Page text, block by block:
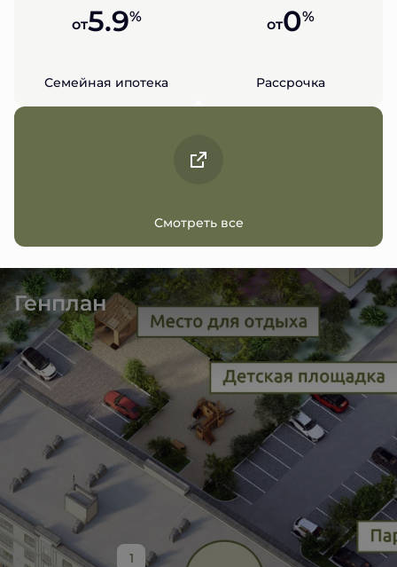
от5.9%
Семейная ипотека
от0%
Рассрочка
Смотреть все
1
Генплан